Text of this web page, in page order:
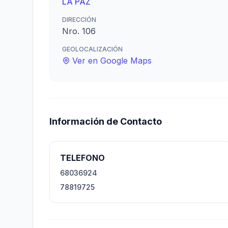
DIRECCIÓN
Nro. 106
GEOLOCALIZACIÓN
Ver en Google Maps
Información de Contacto
TELEFONO
68036924
78819725